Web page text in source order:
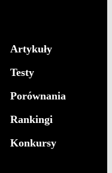
Artykuły
Testy
Porównania
Rankingi
Konkursy